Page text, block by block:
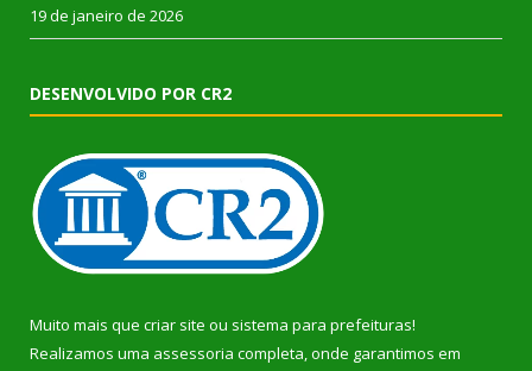
19 de janeiro de 2026
DESENVOLVIDO POR CR2
Muito mais que criar site ou sistema para prefeituras!
Realizamos uma assessoria completa, onde garantimos em